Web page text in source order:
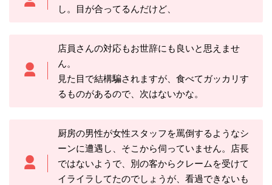
し。目が合ってるんだけど、
店員さんの対応もお世辞にも良いと思えませ
ん。
見た目で結構騙されますが、食べてガッカリす
るものがあるので、次はないかな。
厨房の男性が女性スタッフを罵倒するようなシ
ーンに遭遇し、そこから伺っていません。店長
ではないようで、別の客からクレームを受けて
イライラしてたのでしょうが、看過できないも